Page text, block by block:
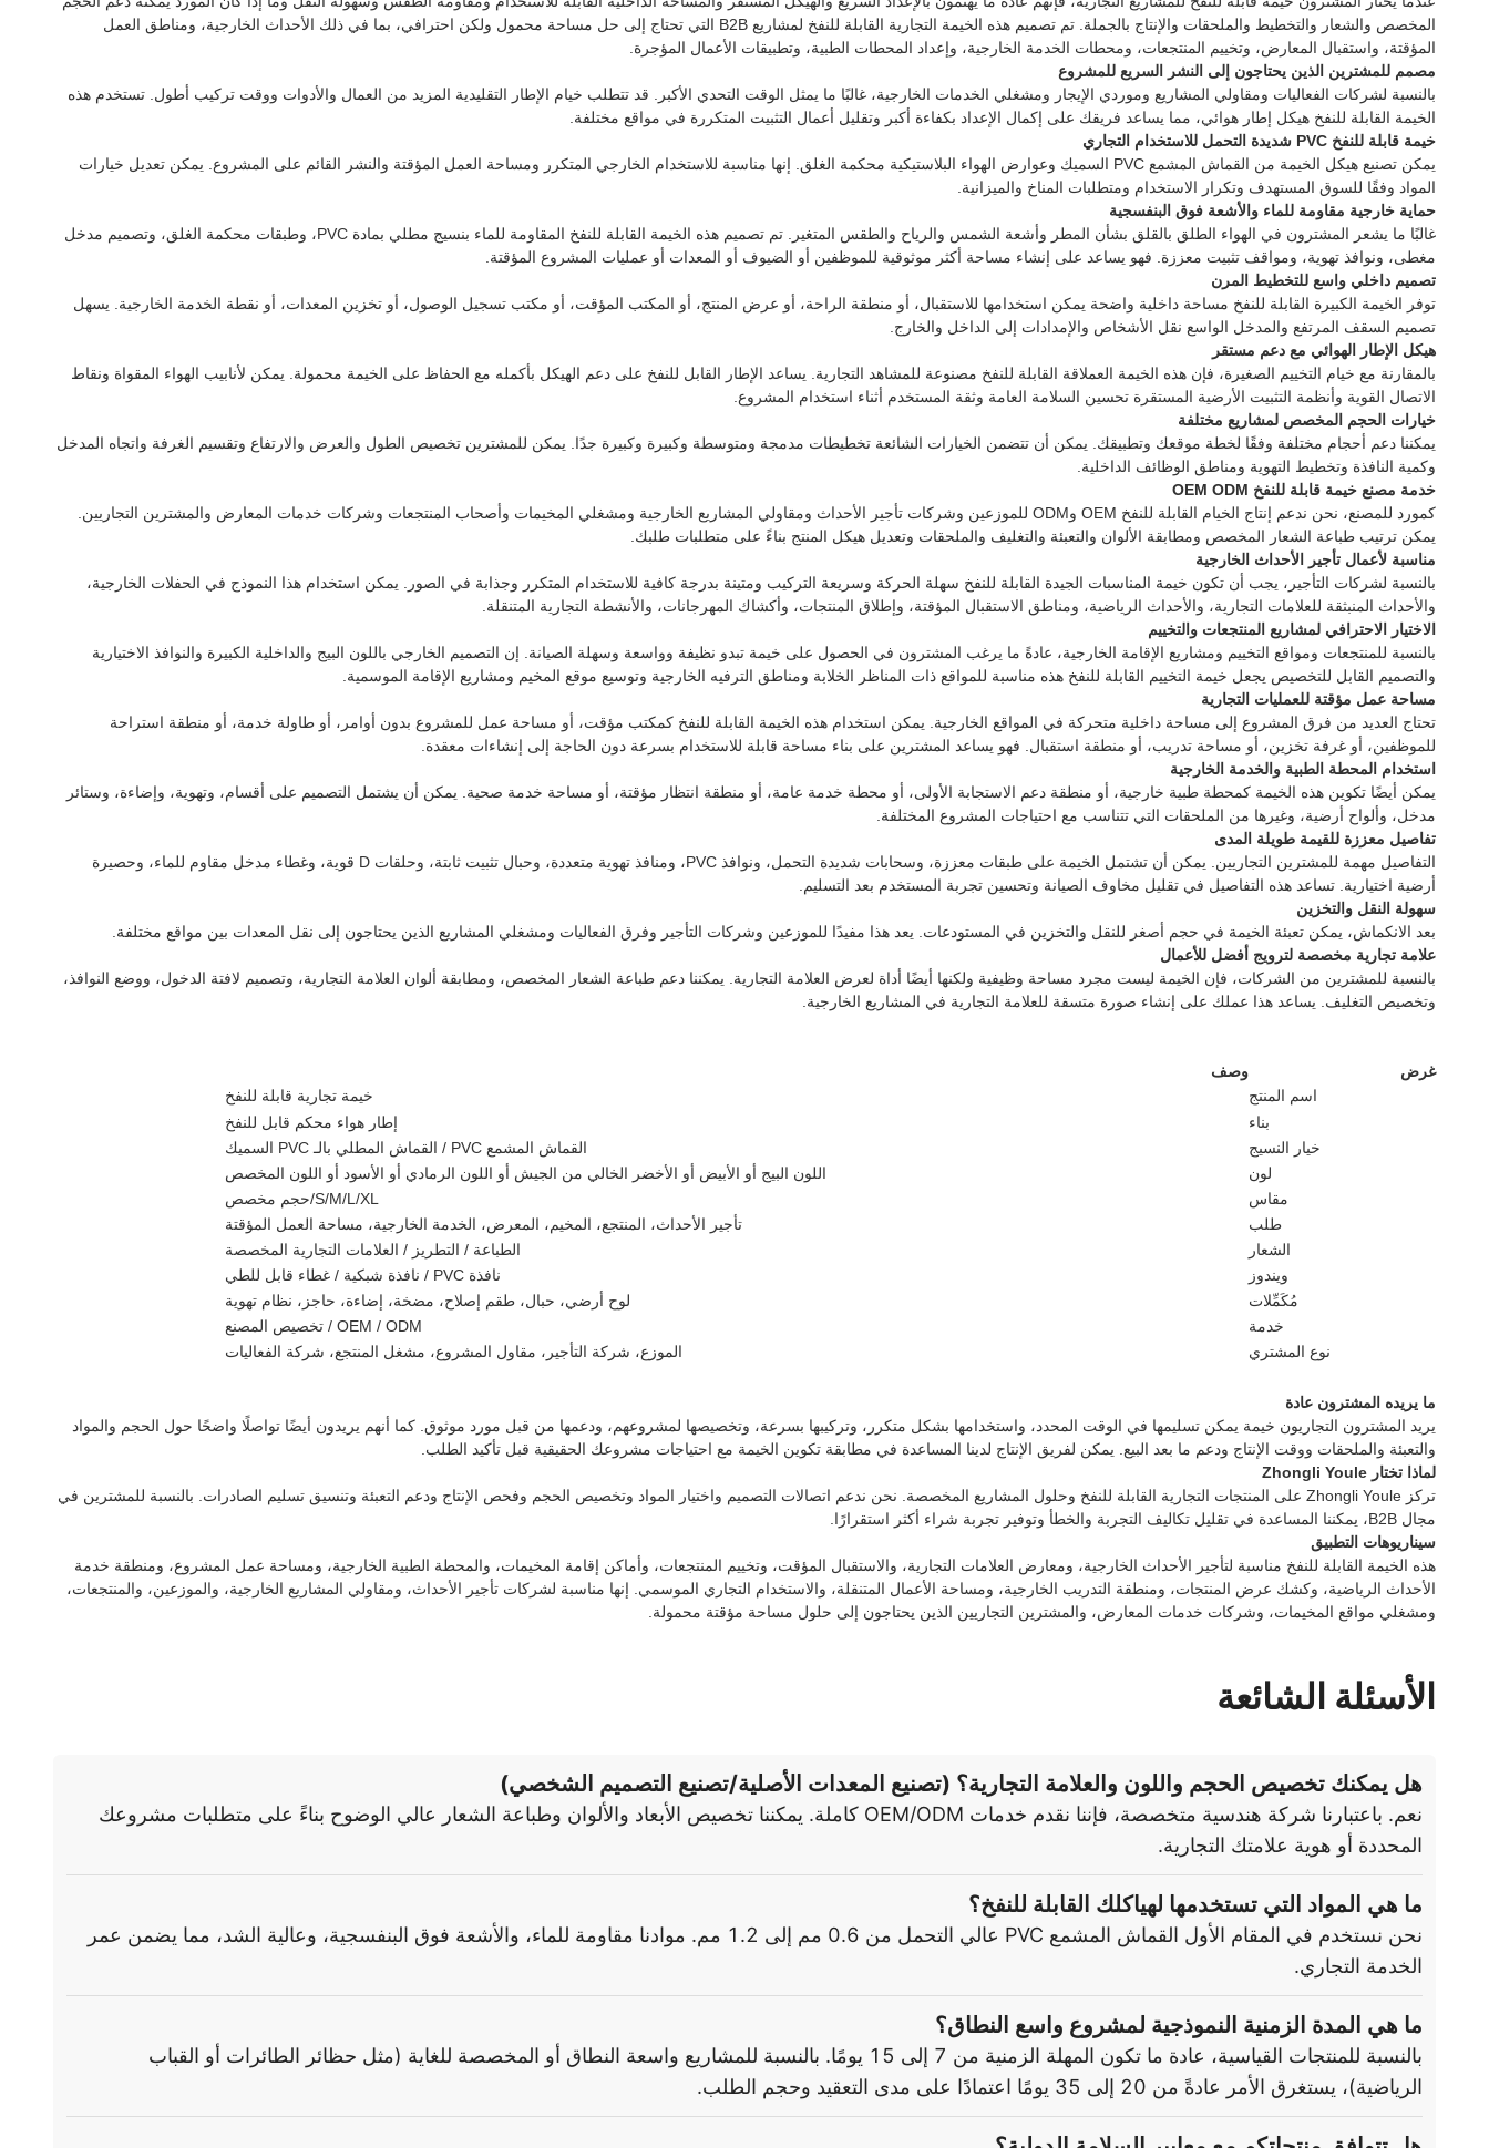
المخصص والشعار والتخطيط والملحقات والإنتاج بالجملة. تم تصميم هذه الخيمة التجارية القابلة للنفخ لمشاريع B2B التي تحتاج إلى حل مساحة محمول ولكن احترافي، بما في ذلك الأحداث الخارجية، ومناطق العمل
المؤقتة، واستقبال المعارض، وتخييم المنتجعات، ومحطات الخدمة الخارجية، وإعداد المحطات الطبية، وتطبيقات الأعمال المؤجرة.
مصمم للمشترين الذين يحتاجون إلى النشر السريع للمشروع
بالنسبة لشركات الفعاليات ومقاولي المشاريع وموردي الإيجار ومشغلي الخدمات الخارجية، غالبًا ما يمثل الوقت التحدي الأكبر. قد تتطلب خيام الإطار التقليدية المزيد من العمال والأدوات ووقت تركيب أطول. تستخدم هذه
الخيمة القابلة للنفخ هيكل إطار هوائي، مما يساعد فريقك على إكمال الإعداد بكفاءة أكبر وتقليل أعمال التثبيت المتكررة في مواقع مختلفة.
خيمة قابلة للنفخ PVC شديدة التحمل للاستخدام التجاري
يمكن تصنيع هيكل الخيمة من القماش المشمع PVC السميك وعوارض الهواء البلاستيكية محكمة الغلق. إنها مناسبة للاستخدام الخارجي المتكرر ومساحة العمل المؤقتة والنشر القائم على المشروع. يمكن تعديل خيارات
المواد وفقًا للسوق المستهدف وتكرار الاستخدام ومتطلبات المناخ والميزانية.
حماية خارجية مقاومة للماء والأشعة فوق البنفسجية
غالبًا ما يشعر المشترون في الهواء الطلق بالقلق بشأن المطر وأشعة الشمس والرياح والطقس المتغير. تم تصميم هذه الخيمة القابلة للنفخ المقاومة للماء بنسيج مطلي بمادة PVC، وطبقات محكمة الغلق، وتصميم مدخل
مغطى، ونوافذ تهوية، ومواقف تثبيت معززة. فهو يساعد على إنشاء مساحة أكثر موثوقية للموظفين أو الضيوف أو المعدات أو عمليات المشروع المؤقتة.
تصميم داخلي واسع للتخطيط المرن
توفر الخيمة الكبيرة القابلة للنفخ مساحة داخلية واضحة يمكن استخدامها للاستقبال، أو منطقة الراحة، أو عرض المنتج، أو المكتب المؤقت، أو مكتب تسجيل الوصول، أو تخزين المعدات، أو نقطة الخدمة الخارجية. يسهل
تصميم السقف المرتفع والمدخل الواسع نقل الأشخاص والإمدادات إلى الداخل والخارج.
هيكل الإطار الهوائي مع دعم مستقر
بالمقارنة مع خيام التخييم الصغيرة، فإن هذه الخيمة العملاقة القابلة للنفخ مصنوعة للمشاهد التجارية. يساعد الإطار القابل للنفخ على دعم الهيكل بأكمله مع الحفاظ على الخيمة محمولة. يمكن لأنابيب الهواء المقواة ونقاط
الاتصال القوية وأنظمة التثبيت الأرضية المستقرة تحسين السلامة العامة وثقة المستخدم أثناء استخدام المشروع.
خيارات الحجم المخصص لمشاريع مختلفة
يمكننا دعم أحجام مختلفة وفقًا لخطة موقعك وتطبيقك. يمكن أن تتضمن الخيارات الشائعة تخطيطات مدمجة ومتوسطة وكبيرة وكبيرة جدًا. يمكن للمشترين تخصيص الطول والعرض والارتفاع وتقسيم الغرفة واتجاه المدخل
وكمية النافذة وتخطيط التهوية ومناطق الوظائف الداخلية.
خدمة مصنع خيمة قابلة للنفخ OEM ODM
كمورد للمصنع، نحن ندعم إنتاج الخيام القابلة للنفخ OEM وODM للموزعين وشركات تأجير الأحداث ومقاولي المشاريع الخارجية ومشغلي المخيمات وأصحاب المنتجعات وشركات خدمات المعارض والمشترين التجاريين.
يمكن ترتيب طباعة الشعار المخصص ومطابقة الألوان والتعبئة والتغليف والملحقات وتعديل هيكل المنتج بناءً على متطلبات طلبك.
مناسبة لأعمال تأجير الأحداث الخارجية
بالنسبة لشركات التأجير، يجب أن تكون خيمة المناسبات الجيدة القابلة للنفخ سهلة الحركة وسريعة التركيب ومتينة بدرجة كافية للاستخدام المتكرر وجذابة في الصور. يمكن استخدام هذا النموذج في الحفلات الخارجية،
والأحداث المنبثقة للعلامات التجارية، والأحداث الرياضية، ومناطق الاستقبال المؤقتة، وإطلاق المنتجات، وأكشاك المهرجانات، والأنشطة التجارية المتنقلة.
الاختيار الاحترافي لمشاريع المنتجعات والتخييم
بالنسبة للمنتجعات ومواقع التخييم ومشاريع الإقامة الخارجية، عادةً ما يرغب المشترون في الحصول على خيمة تبدو نظيفة وواسعة وسهلة الصيانة. إن التصميم الخارجي باللون البيج والداخلية الكبيرة والنوافذ الاختيارية
والتصميم القابل للتخصيص يجعل خيمة التخييم القابلة للنفخ هذه مناسبة للمواقع ذات المناظر الخلابة ومناطق الترفيه الخارجية وتوسيع موقع المخيم ومشاريع الإقامة الموسمية.
مساحة عمل مؤقتة للعمليات التجارية
تحتاج العديد من فرق المشروع إلى مساحة داخلية متحركة في المواقع الخارجية. يمكن استخدام هذه الخيمة القابلة للنفخ كمكتب مؤقت، أو مساحة عمل للمشروع بدون أوامر، أو طاولة خدمة، أو منطقة استراحة
للموظفين، أو غرفة تخزين، أو مساحة تدريب، أو منطقة استقبال. فهو يساعد المشترين على بناء مساحة قابلة للاستخدام بسرعة دون الحاجة إلى إنشاءات معقدة.
استخدام المحطة الطبية والخدمة الخارجية
يمكن أيضًا تكوين هذه الخيمة كمحطة طبية خارجية، أو منطقة دعم الاستجابة الأولى، أو محطة خدمة عامة، أو منطقة انتظار مؤقتة، أو مساحة خدمة صحية. يمكن أن يشتمل التصميم على أقسام، وتهوية، وإضاءة، وستائر
مدخل، وألواح أرضية، وغيرها من الملحقات التي تتناسب مع احتياجات المشروع المختلفة.
تفاصيل معززة للقيمة طويلة المدى
التفاصيل مهمة للمشترين التجاريين. يمكن أن تشتمل الخيمة على طبقات معززة، وسحابات شديدة التحمل، ونوافذ PVC، ومنافذ تهوية متعددة، وحبال تثبيت ثابتة، وحلقات D قوية، وغطاء مدخل مقاوم للماء، وحصيرة
أرضية اختيارية. تساعد هذه التفاصيل في تقليل مخاوف الصيانة وتحسين تجربة المستخدم بعد التسليم.
سهولة النقل والتخزين
بعد الانكماش، يمكن تعبئة الخيمة في حجم أصغر للنقل والتخزين في المستودعات. يعد هذا مفيدًا للموزعين وشركات التأجير وفرق الفعاليات ومشغلي المشاريع الذين يحتاجون إلى نقل المعدات بين مواقع مختلفة.
علامة تجارية مخصصة لترويج أفضل للأعمال
بالنسبة للمشترين من الشركات، فإن الخيمة ليست مجرد مساحة وظيفية ولكنها أيضًا أداة لعرض العلامة التجارية. يمكننا دعم طباعة الشعار المخصص، ومطابقة ألوان العلامة التجارية، وتصميم لافتة الدخول، ووضع النوافذ،
وتخصيص التغليف. يساعد هذا عملك على إنشاء صورة متسقة للعلامة التجارية في المشاريع الخارجية.
غرض
وصف
اسم المنتج
خيمة تجارية قابلة للنفخ
بناء
إطار هواء محكم قابل للنفخ
خيار النسيج
القماش المشمع PVC / القماش المطلي بالـ PVC السميك
لون
اللون البيج أو الأبيض أو الأخضر الخالي من الجيش أو اللون الرمادي أو الأسود أو اللون المخصص
مقاس
S/M/L/XL/حجم مخصص
طلب
تأجير الأحداث، المنتجع، المخيم، المعرض، الخدمة الخارجية، مساحة العمل المؤقتة
الشعار
الطباعة / التطريز / العلامات التجارية المخصصة
ويندوز
نافذة PVC / نافذة شبكية / غطاء قابل للطي
مُكَمِّلات
لوح أرضي، حبال، طقم إصلاح، مضخة، إضاءة، حاجز، نظام تهوية
خدمة
OEM / ODM / تخصيص المصنع
نوع المشتري
الموزع، شركة التأجير، مقاول المشروع، مشغل المنتجع، شركة الفعاليات
ما يريده المشترون عادة
يريد المشترون التجاريون خيمة يمكن تسليمها في الوقت المحدد، واستخدامها بشكل متكرر، وتركيبها بسرعة، وتخصيصها لمشروعهم، ودعمها من قبل مورد موثوق. كما أنهم يريدون أيضًا تواصلًا واضحًا حول الحجم والمواد
والتعبئة والملحقات ووقت الإنتاج ودعم ما بعد البيع. يمكن لفريق الإنتاج لدينا المساعدة في مطابقة تكوين الخيمة مع احتياجات مشروعك الحقيقية قبل تأكيد الطلب.
لماذا تختار Zhongli Youle
تركز Zhongli Youle على المنتجات التجارية القابلة للنفخ وحلول المشاريع المخصصة. نحن ندعم اتصالات التصميم واختيار المواد وتخصيص الحجم وفحص الإنتاج ودعم التعبئة وتنسيق تسليم الصادرات. بالنسبة للمشترين في
مجال B2B، يمكننا المساعدة في تقليل تكاليف التجربة والخطأ وتوفير تجربة شراء أكثر استقرارًا.
سيناريوهات التطبيق
هذه الخيمة القابلة للنفخ مناسبة لتأجير الأحداث الخارجية، ومعارض العلامات التجارية، والاستقبال المؤقت، وتخييم المنتجعات، وأماكن إقامة المخيمات، والمحطة الطبية الخارجية، ومساحة عمل المشروع، ومنطقة خدمة
الأحداث الرياضية، وكشك عرض المنتجات، ومنطقة التدريب الخارجية، ومساحة الأعمال المتنقلة، والاستخدام التجاري الموسمي. إنها مناسبة لشركات تأجير الأحداث، ومقاولي المشاريع الخارجية، والموزعين، والمنتجعات،
ومشغلي مواقع المخيمات، وشركات خدمات المعارض، والمشترين التجاريين الذين يحتاجون إلى حلول مساحة مؤقتة محمولة.
الأسئلة الشائعة
هل يمكنك تخصيص الحجم واللون والعلامة التجارية؟ (تصنيع المعدات الأصلية/تصنيع التصميم الشخصي)
نعم. باعتبارنا شركة هندسية متخصصة، فإننا نقدم خدمات OEM/ODM كاملة. يمكننا تخصيص الأبعاد والألوان وطباعة الشعار عالي الوضوح بناءً على متطلبات مشروعك
المحددة أو هوية علامتك التجارية.
ما هي المواد التي تستخدمها لهياكلك القابلة للنفخ؟
نحن نستخدم في المقام الأول القماش المشمع PVC عالي التحمل من 0.6 مم إلى 1.2 مم. موادنا مقاومة للماء، والأشعة فوق البنفسجية، وعالية الشد، مما يضمن عمر
الخدمة التجاري.
ما هي المدة الزمنية النموذجية لمشروع واسع النطاق؟
بالنسبة للمنتجات القياسية، عادة ما تكون المهلة الزمنية من 7 إلى 15 يومًا. بالنسبة للمشاريع واسعة النطاق أو المخصصة للغاية (مثل حظائر الطائرات أو القباب
الرياضية)، يستغرق الأمر عادةً من 20 إلى 35 يومًا اعتمادًا على مدى التعقيد وحجم الطلب.